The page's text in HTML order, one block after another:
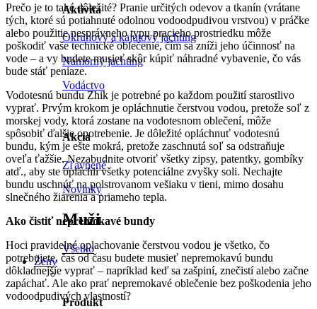
Aktivita
Okruhový a kajutový jachting
Námorný jachting
Vodáctvo
Akcia
Zľavnené
Novinky
Muži
Všetko
Ženy
Produkt
Prečo je to také dôležité? Pranie určitých odevov a tkanín (vrátane
tých, ktoré sú potiahnuté odolnou vodoodpudivou vrstvou) v práčke
alebo použitie nesprávneho typu pracieho prostriedku môže
poškodiť vaše technické oblečenie, čím sa zníži jeho účinnosť na
vode – a vy budete musieť skôr kúpiť náhradné vybavenie, čo vás
bude stáť peniaze.
Vodotesnú bundu Zhik je potrebné po každom použití starostlivo
vyprať. Prvým krokom je opláchnutie čerstvou vodou, pretože soľ z
morskej vody, ktorá zostane na vodotesnom oblečení, môže
spôsobiť ďalšie opotrebenie. Je dôležité opláchnuť vodotesnú
bundu, kým je ešte mokrá, pretože zaschnutá soľ sa odstraňuje
oveľa ťažšie. Nezabudnite otvoriť všetky zipsy, patentky, gombíky
atď., aby ste opláchli všetky potenciálne zvyšky soli. Nechajte
bundu uschnúť na polstrovanom vešiaku v tieni, mimo dosahu
slnečného žiarenia a priameho tepla.
Ako čistiť nepremokavé bundy
Hoci pravidelné oplachovanie čerstvou vodou je všetko, čo
potrebujete, čas od času budete musieť nepremokavú bundu
dôkladnejšie vyprať – napríklad keď sa zašpiní, znečistí alebo začne
zapáchať. Ale ako prať nepremokavé oblečenie bez poškodenia jeho
vodoodpudivých vlastností?